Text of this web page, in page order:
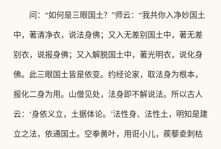
问： “如何是三眼国土？”师云：“我共你入净妙国土
中，著清净衣，说法身佛；又入无差别国土中，著无差
别衣，说报身佛；又入解脱国土中，著光明衣，说化身
佛。此三眼国土皆是依变。约经论家，取法身为根本，
报化二身为用。山僧见处，法身即不解说法。所以古人
云：‘身依义立，土据体论。’法性身、法性土，明知是建
立之法，依通国土。空拳黄叶，用诳小儿，蒺藜夌刺枯